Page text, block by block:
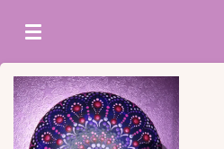
direct
naar
de
hoofdinhoud